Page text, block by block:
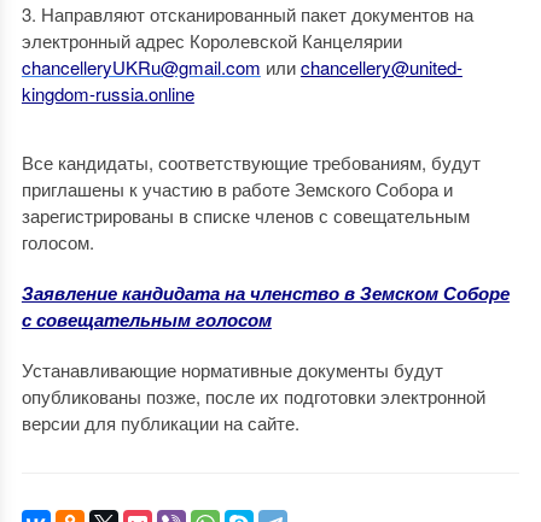
Направляют отсканированный пакет документов на
электронный адрес Королевской Канцелярии
chancelleryUKRu@gmail.com илиchancellery@united-
kingdom-russia.online
Все кандидаты, соответствующие требованиям, будут
приглашены к участию в работе Земского Собора и
зарегистрированы в списке членов с совещательным
голосом.
Заявление кандидата на членство в Земском Соборе
с совещательным голосом
Устанавливающие нормативные документы будут
опубликованы позже, после их подготовки электронной
версии для публикации на сайте.